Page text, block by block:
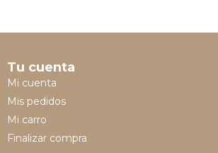
Tu cuenta
Mi cuenta
Mis pedidos
Mi carro
Finalizar compra